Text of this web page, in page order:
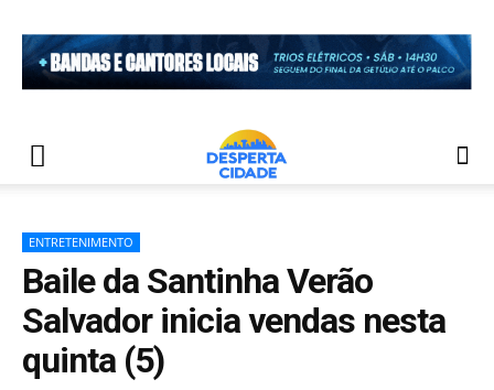
ENTRETENIMENTO
Baile da Santinha Verão
Salvador inicia vendas nesta
quinta (5)